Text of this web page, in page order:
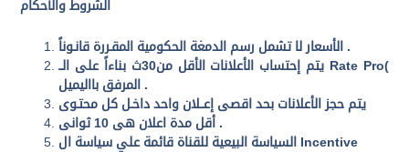
الشروط والأحكام
الأسعار لا تشمل رسم الدمغة الحكومية المقـررة قانـوناً .
يتم إحتساب الأعلانات الأقل من30ث بناءاً على الــ Rate Pro(
المرفق بااليميل
.
يتم حجز الأعلانات بحد اقصى إعــلان واحد داخـل كل محتـوى
أقل مدة اعلان هى 10 ثوانى .
السياسة البيعية للقناة قائمة علي سياسة ال
Incentive